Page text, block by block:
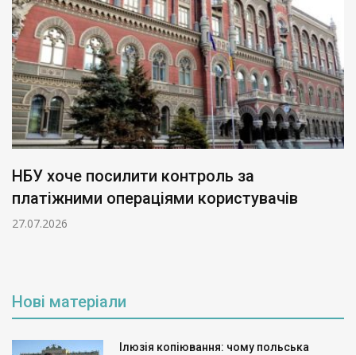
НБУ хоче посилити контроль за
платіжними операціями користувачів
27.07.2026
Нові матеріали
Ілюзія копіювання: чому польська